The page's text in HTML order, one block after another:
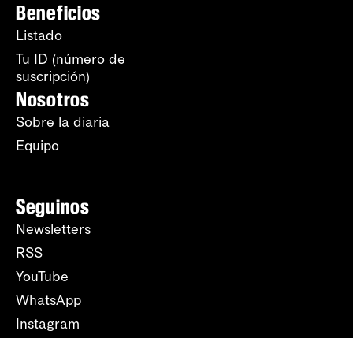
Beneficios
Listado
Tu ID (número de
suscripción)
Nosotros
Sobre la diaria
Equipo
Seguinos
Newsletters
RSS
YouTube
WhatsApp
Instagram